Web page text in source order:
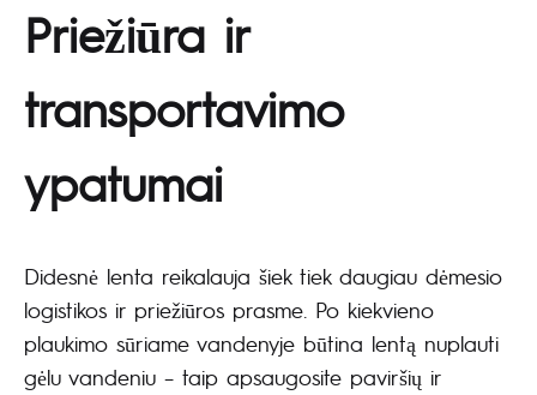
Priežiūra ir
transportavimo
ypatumai
Didesnė lenta reikalauja šiek tiek daugiau dėmesio
logistikos ir priežiūros prasme. Po kiekvieno
plaukimo sūriame vandenyje būtina lentą nuplauti
gėlu vandeniu – taip apsaugosite paviršių ir